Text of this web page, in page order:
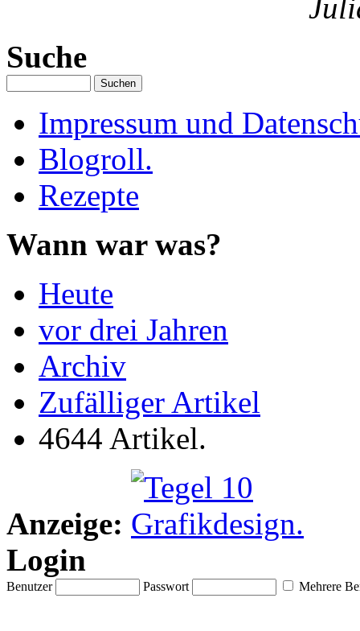
Suche
Impressum und
Blogroll.
Rezepte
Wann war was?
Heute
vor drei Jahren
Archiv
Zufälliger Artikel
4644 Artikel.
Anzeige:
Login
Benutzer Passwort Mehrere